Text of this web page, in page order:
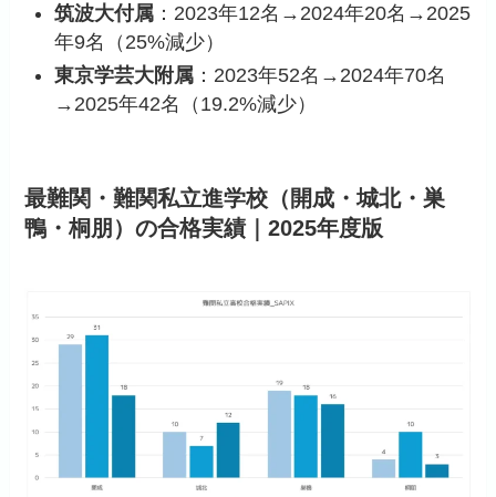
筑波大付属 ：2023年12名→2024年20名→2025
年9名（25%減少）
東京学芸大附属 ：2023年52名→2024年70名
→2025年42名（19.2%減少）
最難関・難関私立進学校（開成・城北・巣
鴨・桐朋）の合格実績｜2025年度版